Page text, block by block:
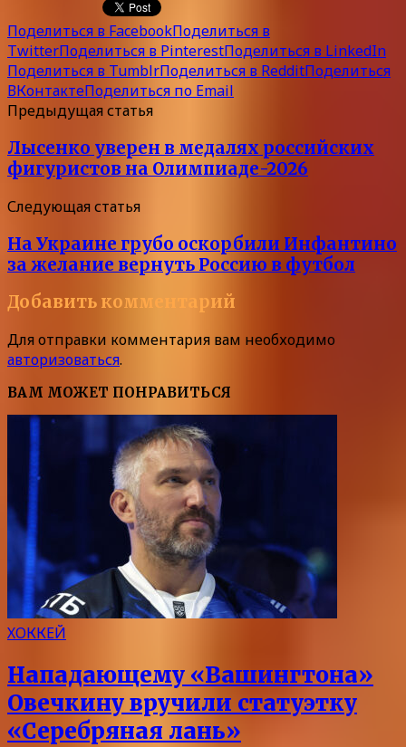
Поделиться в FacebookПоделиться в
TwitterПоделиться в PinterestПоделиться в LinkedIn
Поделиться в TumblrПоделиться в RedditПоделиться
ВКонтактеПоделиться по Email
Предыдущая статья
Лысенко уверен в медалях российских
фигуристов на Олимпиаде-2026
Следующая статья
На Украине грубо оскорбили Инфантино
за желание вернуть Россию в футбол
Добавить комментарий
Для отправки комментария вам необходимо
авторизоваться.
ВАМ МОЖЕТ ПОНРАВИТЬСЯ
ХОККЕЙ
Нападающему «Вашингтона»
Овечкину вручили статуэтку
«Серебряная лань»